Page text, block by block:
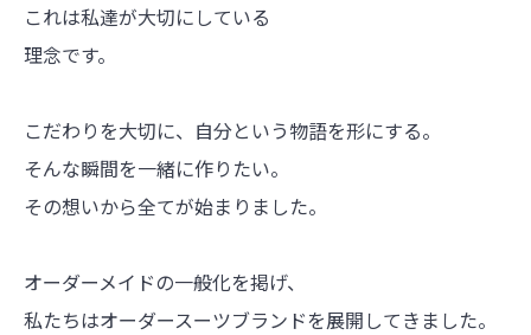
これは私達が大切にしている
理念です。
こだわりを大切に、 自分という物語を形にする。
そんな瞬間を一緒に作りたい。
その想いから全てが始まりました。
オーダーメイドの一般化を掲げ、
私たちはオーダースーツブランドを展開してきました。